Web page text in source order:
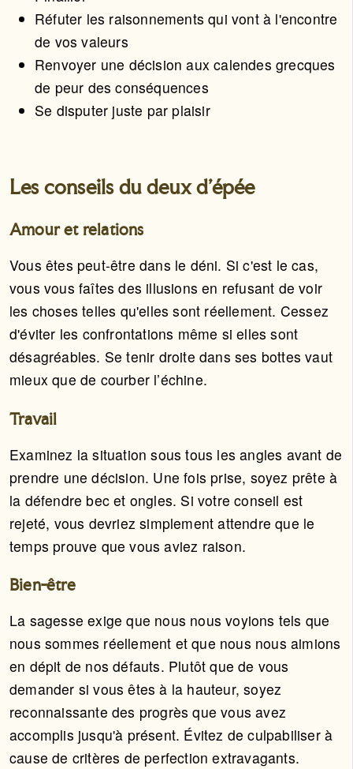
Réfuter les raisonnements qui vont à l'encontre
de vos valeurs
Renvoyer une décision aux calendes grecques
de peur des conséquences
Se disputer juste par plaisir
Les conseils du deux d'épée
Amour et relations
Vous êtes peut-être dans le déni. Si c'est le cas,
vous vous faîtes des illusions en refusant de voir
les choses telles qu'elles sont réellement. Cessez
d'éviter les confrontations même si elles sont
désagréables. Se tenir droite dans ses bottes vaut
mieux que de courber l’échine.
Travail
Examinez la situation sous tous les angles avant de
prendre une décision. Une fois prise, soyez prête à
la défendre bec et ongles. Si votre conseil est
rejeté, vous devriez simplement attendre que le
temps prouve que vous aviez raison.
Bien-être
La sagesse exige que nous nous voyions tels que
nous sommes réellement et que nous nous aimions
en dépit de nos défauts. Plutôt que de vous
demander si vous êtes à la hauteur, soyez
reconnaissante des progrès que vous avez
accomplis jusqu'à présent. Évitez de culpabiliser à
cause de critères de perfection extravagants.